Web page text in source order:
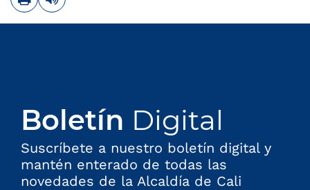
Boletín Digital
Suscríbete a nuestro boletín digital y
mantén enterado de todas las
novedades de la Alcaldía de Cali